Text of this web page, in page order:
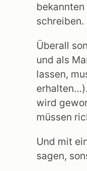
schreiben.
Überall
und als
lassen,
wird
müssen
Und mit
sagen,